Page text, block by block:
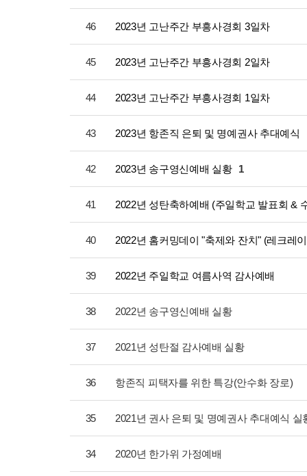
46 2023년 고난주간 부흥사경회 3일차
45 2023년 고난주간 부흥사경회 2일차
44 2023년 고난주간 부흥사경회 1일차
43 2023년 항존직 은퇴 및 명예권사 추대예식
42 2023년 송구영신예배 실황 1
41 2022년 성탄축하예배 (주일학교 발표회 &
40 2022년 홈커밍데이 "축제와 잔치" (레크레
39 2022년 주일학교 여름사역 감사예배
38 2022년 송구영신예배 실황
37 2021년 성탄절 감사예배 실황
36 항존직 피택자를 위한 특강(안수화 장로)
35 2021년 권사 은퇴 및 명예권사 추대예식 실
34 2020년 한가위 가정예배